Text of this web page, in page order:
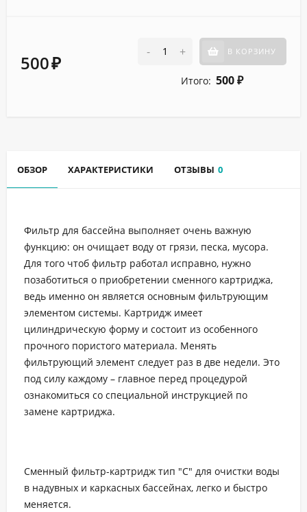
500₽
- + В КОРЗИНУ
Итого: 500 ₽
ОБЗОР ХАРАКТЕРИСТИКИ ОТЗЫВЫ 0
Фильтр для бассейна выполняет очень важную
функцию: он очищает воду от грязи, песка, мусора.
Для того чтоб фильтр работал исправно, нужно
позаботиться о приобретении сменного картриджа,
ведь именно он является основным фильтрующим
элементом системы. Картридж имеет
цилиндрическую форму и состоит из особенного
прочного пористого материала. Менять
фильтрующий элемент следует раз в две недели. Это
под силу каждому – главное перед процедурой
ознакомиться со специальной инструкцией по
замене картриджа.
Сменный фильтр-картридж тип "С" для очистки воды
в надувных и каркасных бассейнах, легко и быстро
меняется.